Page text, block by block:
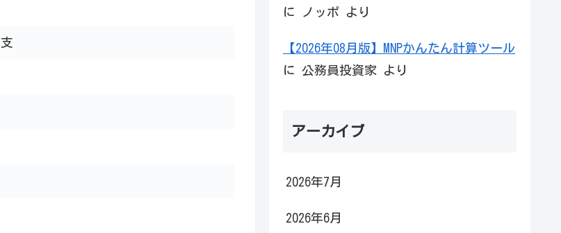
に
ノッポ より
【2026年08月版】MNPかんたん計算ツール
に 公務員投資家 より
アーカイブ
2026年7月
2026年6月